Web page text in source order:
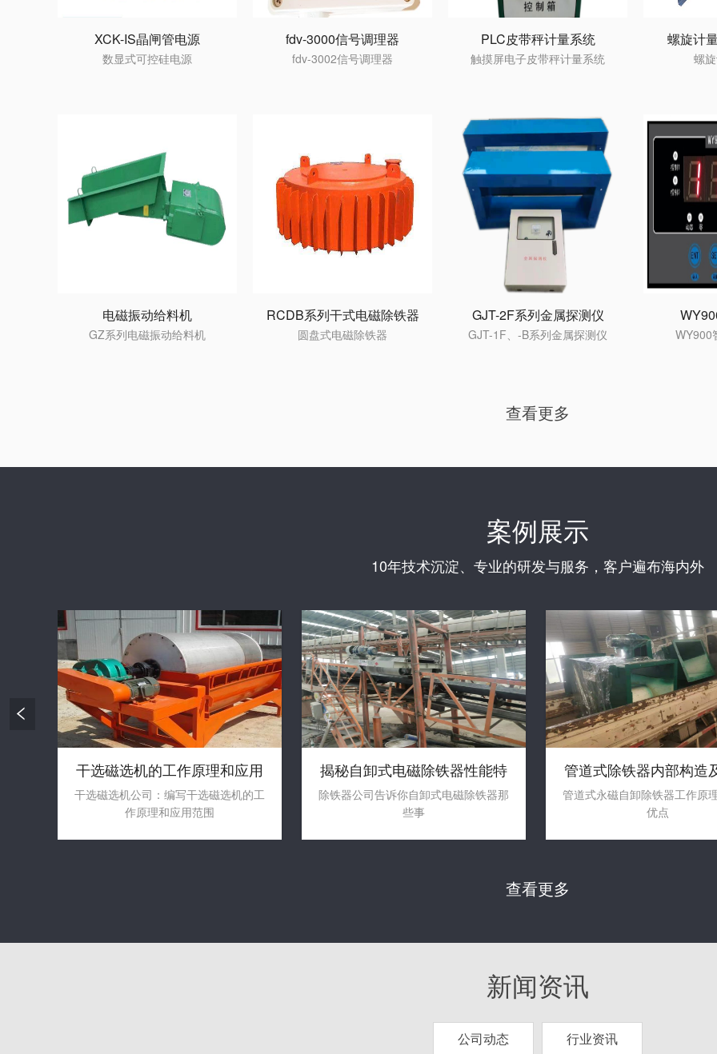
XCK-IS晶闸管电源
数显式可控硅电源
fdv-3000信号调理器
fdv-3002信号调理器
PLC皮带秤计量系统
触摸屏电子皮带秤计量系统
螺旋计
螺
电磁振动给料机
GZ系列电磁振动给料机
RCDB系列干式电磁除铁器
圆盘式电磁除铁器
GJT-2F系列金属探测仪
GJT-1F、-B系列金属探测仪 WY900
查看更多
案例展示
10年技术沉淀、专业的研发与服务，客户遍布海内外
干选磁选机的工作原理和应用
范围
干选磁选机公司：编写干选磁选机的工
作原理和应用范围
揭秘自卸式电磁除铁器性能特
点——企田
除铁器公司告诉你自卸式电磁除铁器那
些事
管道式除铁器内部构造
特点
管道式永磁自卸除铁器工作原
优点
查看更多
新闻资讯
公司动态 行业资讯